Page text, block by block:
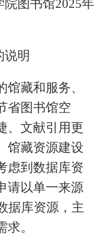
图书馆2025年
说明
藏和服务、
省图书馆空
、文献引用更
馆藏资源建设
虑到数据库资
请以单一来源
据库资源，主
。